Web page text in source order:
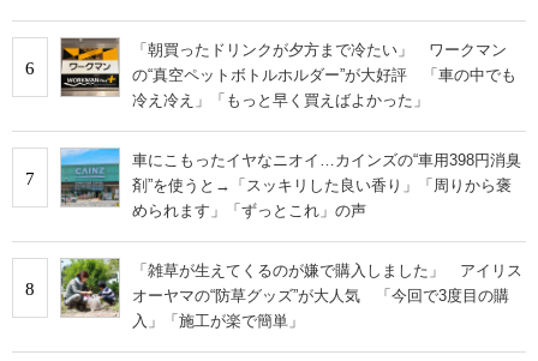
6
「朝買ったドリンクが夕方まで冷たい」 ワークマン
の“真空ペットボトルホルダー”が大好評 「車の中でも
冷え冷え」「もっと早く買えばよかった」
7
車にこもったイヤなニオイ…カインズの“車用398円消臭
剤”を使うと→「スッキリした良い香り」「周りから褒
められます」「ずっとこれ」の声
8
「雑草が生えてくるのが嫌で購入しました」 アイリス
オーヤマの“防草グッズ”が大人気 「今回で3度目の購
入」「施工が楽で簡単」